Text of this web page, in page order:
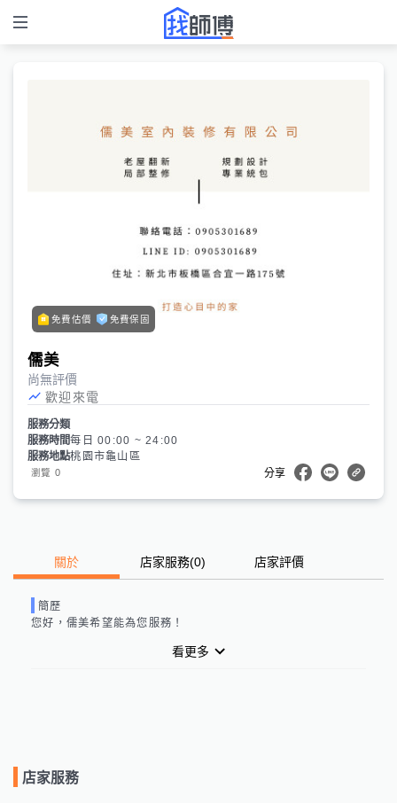
免費估價 免費保固
儒美
尚無評價
歡迎來電
服務分類
服務時間每日 00:00 ~ 24:00
服務地點桃園市龜山區
瀏覽 0 分享
關於 店家服務(0) 店家評價
簡歷
您好， 儒美希望能為您服務！
看更多
店家服務